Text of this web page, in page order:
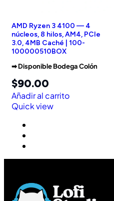
AMD Ryzen 3 4100 — 4
núcleos, 8 hilos, AM4, PCIe
3.0, 4MB Caché | 100-
100000510BOX
➡︎ Disponible Bodega Colón
$90.00
Añadir al carrito
Quick view